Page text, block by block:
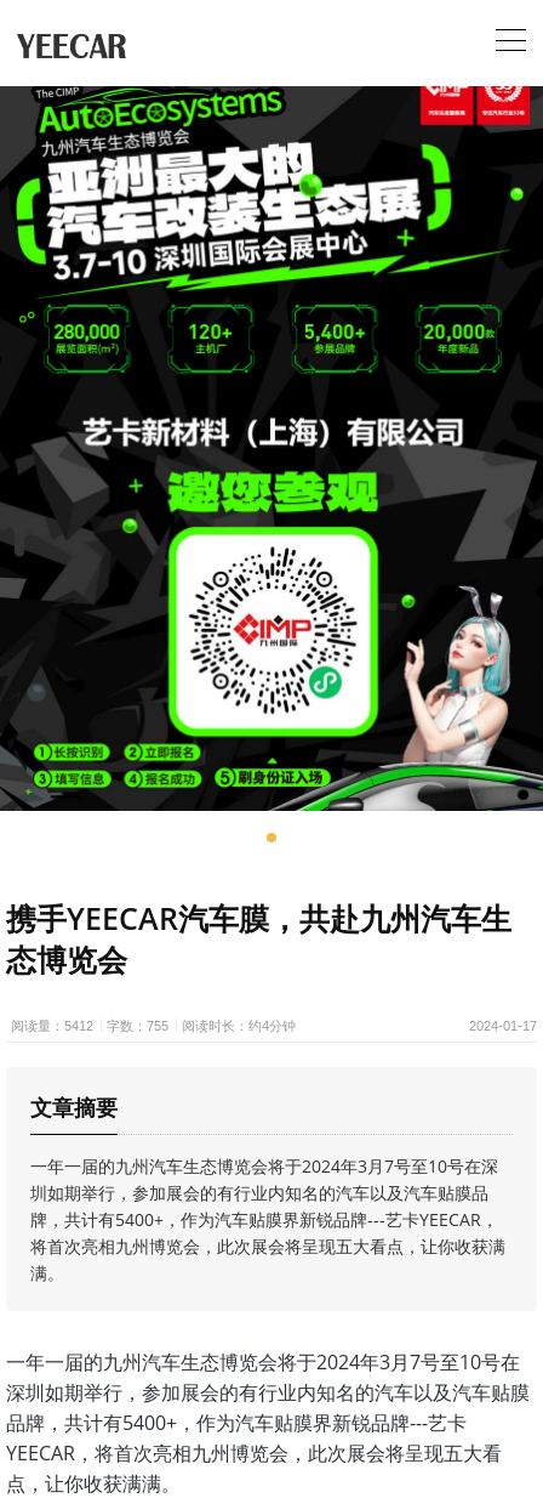
携手YEECAR汽车膜，共赴九州汽车生
态博览会
阅读量：5412 字数：755 阅读时长：约4分钟 2024-01-17
文章摘要
一年一届的九州汽车生态博览会将于2024年3月7号至10号在深
圳如期举行，参加展会的有行业内知名的汽车以及汽车贴膜品
牌，共计有5400+，作为汽车贴膜界新锐品牌---艺卡YEECAR，
将首次亮相九州博览会，此次展会将呈现五大看点，让你收获满
满。
一年一届的九州汽车生态博览会将于2024年3月7号至10号在
深圳如期举行，参加展会的有行业内知名的汽车以及汽车贴膜
品牌，共计有5400+，作为汽车贴膜界新锐品牌---艺卡
YEECAR，将首次亮相九州博览会，此次展会将呈现五大看
点，让你收获满满。